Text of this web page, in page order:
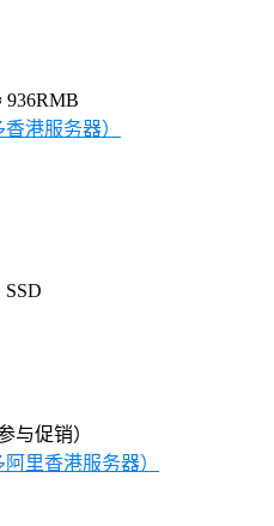
936RMB
港服务器）
与促销）
里香港服务器）